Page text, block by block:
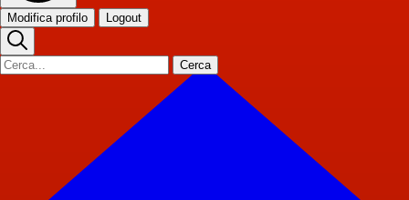
Modifica profilo Logout
Cerca